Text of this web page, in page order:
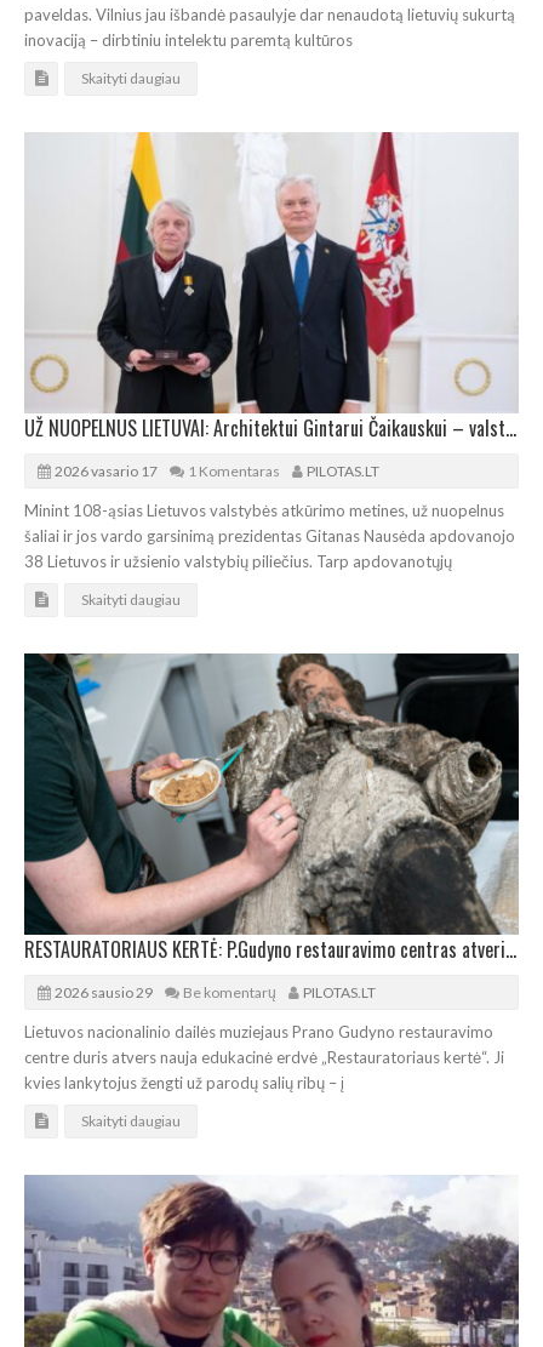
paveldas. Vilnius jau išbandė pasaulyje dar nenaudotą lietuvių sukurtą
inovaciją – dirbtiniu intelektu paremtą kultūros
Skaityti daugiau
UŽ NUOPELNUS LIETUVAI: Architektui Gintarui Čaikauskui – valstybinis apdovanojimas
2026 vasario 17 1 Komentaras PILOTAS.LT
Minint 108-ąsias Lietuvos valstybės atkūrimo metines, už nuopelnus
šaliai ir jos vardo garsinimą prezidentas Gitanas Nausėda apdovanojo
38 Lietuvos ir užsienio valstybių piliečius. Tarp apdovanotųjų
Skaityti daugiau
RESTAURATORIAUS KERTĖ: P.Gudyno restauravimo centras atveria slaptą restauratorių pasaulį
2026 sausio 29 Be komentarų PILOTAS.LT
Lietuvos nacionalinio dailės muziejaus Prano Gudyno restauravimo
centre duris atvers nauja edukacinė erdvė „Restauratoriaus kertė“. Ji
kvies lankytojus žengti už parodų salių ribų – į
Skaityti daugiau